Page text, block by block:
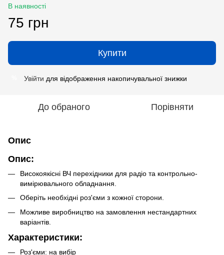
В наявності
75 грн
Купити
Увійти для відображення накопичувальної знижки
До обраного Порівняти
Опис
Опис:
Високоякісні ВЧ перехідники для радіо та контрольно-
вимірювального обладнання.
Оберіть необхідні роз'єми з кожної сторони.
Можливе виробництво на замовлення нестандартних
варіантів.
Характеристики:
Роз'єми: на вибір